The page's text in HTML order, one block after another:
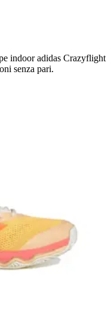
indoor adidas Crazyflight
senza pari.